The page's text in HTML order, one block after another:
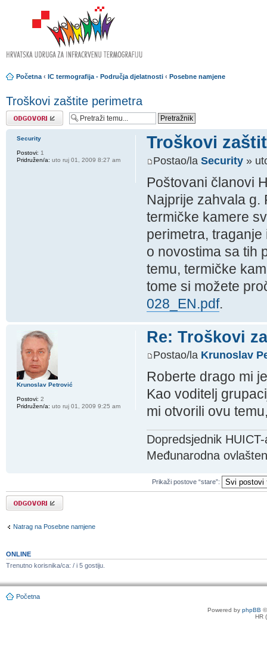
Početna ‹ IC termografija - Područja djelatnosti ‹ Posebne namjene
Troškovi zaštite perimetra
Odgovori
Troškovi
Postao/la Security»
Poštovani članovi
Najprije zahvala g.
termičke kamere
perimetra,
o novostima sa tih
temu, termičke
tome si možete
028_EN.pdf.
Security
Postovi: 1
Pridružen/a: uto ruj 01, 2009 8:27 am
Re: Troškovi
Postao/la Krunoslav
Roberte drago mi
Kao voditelj
mi otvorili ovu
Dopredsjednik HUICT-
Međunarodna
Krunoslav Petrović
Postovi: 2
Pridružen/a: uto ruj 01, 2009 9:25 am
Prikaži postove “stare”:
Odgovori
Natrag na Posebne namjene
ONLINE
Trenutno korisnika/ca: / i 5 gostiju.
Početna
Powered by phpBB
HR